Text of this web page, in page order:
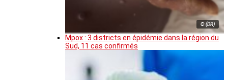
© (DR)
Mpox : 3 districts en épidémie dans la région du
Sud, 11 cas confirmés